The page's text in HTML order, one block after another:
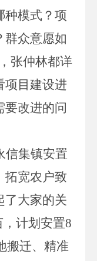
种模式 ？ 项
群众意愿如
张仲林都详
项目建设进
要改进的问
信集镇安置
拓宽农户致
了大家的关
，计划安置8
搬迁、精准